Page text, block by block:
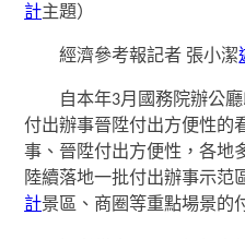
計主題）
經濟參考報記者 張小潔
自本年3月國務院辦公
付出辦事晉陞付出方便性的
事、晉陞付出方便性，各地
陸續落地一批付出辦事示范
計景區、商圈等重點場景的